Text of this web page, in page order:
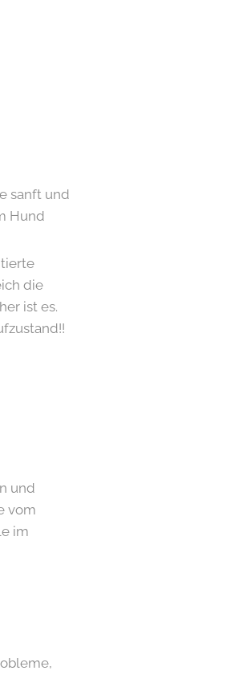
sanft und
Hund
die
ist es.
und
vom
im